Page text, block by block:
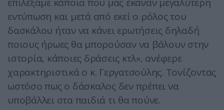
εντύπωση και μετά από εκεί ο ρόλος του
δασκάλου ήταν να κάνει ερωτήσεις δηλαδή
ποιους ήρωες θα μπορούσαν να βάλουν στην
ιστορία, κάποιες δράσεις κτλ», ανέφερε
χαρακτηριστικά ο κ. Γεργατσούλης. Τονίζοντας
ωστόσο πως ο δάσκαλος δεν πρέπει να
υποβάλλει στα παιδιά τι θα πούνε.